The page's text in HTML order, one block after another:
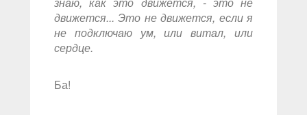
движется... Это не движется, если я
не подключаю ум, или витал, или
сердце.
Ба!